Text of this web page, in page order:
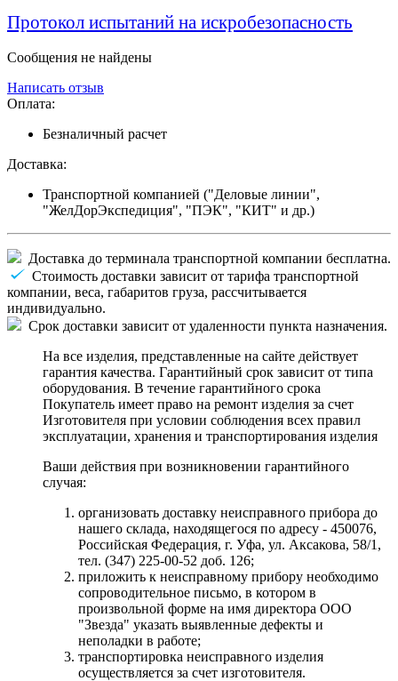
Протокол испытаний на искробезопасность
Сообщения не найдены
Написать отзыв
Оплата:
Безналичный расчет
Доставка:
Транспортной компанией ("Деловые линии",
"ЖелДорЭкспедиция", "ПЭК", "КИТ" и др.)
Доставка до терминала транспортной компании бесплатна.
Стоимость доставки зависит от тарифа транспортной
компании, веса, габаритов груза, рассчитывается
индивидуально.
Срок доставки зависит от удаленности пункта назначения.
На все изделия, представленные на сайте действует
гарантия качества. Гарантийный срок зависит от типа
оборудования. В течение гарантийного срока
Покупатель имеет право на ремонт изделия за счет
Изготовителя при условии соблюдения всех правил
эксплуатации, хранения и транспортирования изделия
Ваши действия при возникновении гарантийного
случая:
организовать доставку неисправного прибора до
нашего склада, находящегося по адресу - 450076,
Российская Федерация, г. Уфа, ул. Аксакова, 58/1,
тел. (347) 225-00-52 доб. 126;
приложить к неисправному прибору необходимо
сопроводительное письмо, в котором в
произвольной форме на имя директора ООО
"Звезда" указать выявленные дефекты и
неполадки в работе;
транспортировка неисправного изделия
осуществляется за счет изготовителя.